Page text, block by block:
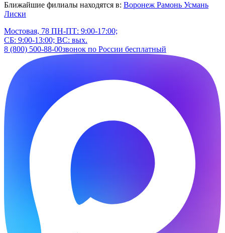
Ближайшие филиалы находятся в: Воронеж Рамонь Усмань
Лиски
Мостовая, 78 ПН-ПТ: 9:00-17:00;
СБ: 9:00-13:00; ВС: вых.
8 (800) 500-88-00звонок по России бесплатный